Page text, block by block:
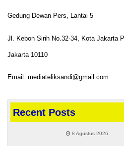
Gedung Dewan Pers, Lantai 5
Jl. Kebon Sirih No.32-34, Kota Jakarta
Jakarta 10110
Email: mediateliksandi@gmail.com
Recent Posts
8 Agustus 2026